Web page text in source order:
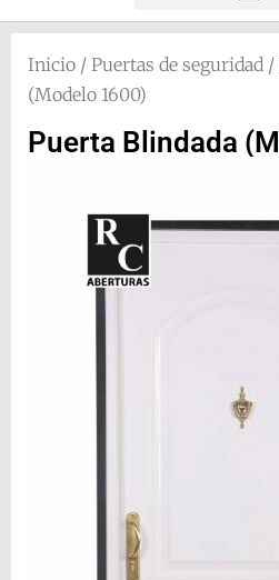
Inicio / Puertas de seguridad /
(Modelo 1600)
Puerta Blindada